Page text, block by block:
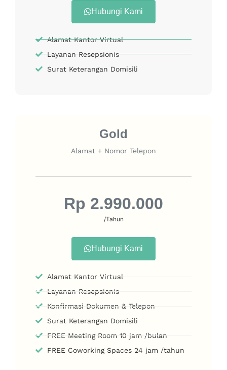
Hubungi Kami
Alamat Kantor Virtual
Layanan Resepsionis
Surat Keterangan Domisili
Gold
Alamat + Nomor Telepon
Rp 2.990.000
/Tahun
Hubungi Kami
Alamat Kantor Virtual
Layanan Resepsionis
Konfirmasi Dokumen & Telepon
Surat Keterangan Domisili
FREE Meeting Room 10 jam /bulan
FREE Coworking Spaces 24 jam /tahun